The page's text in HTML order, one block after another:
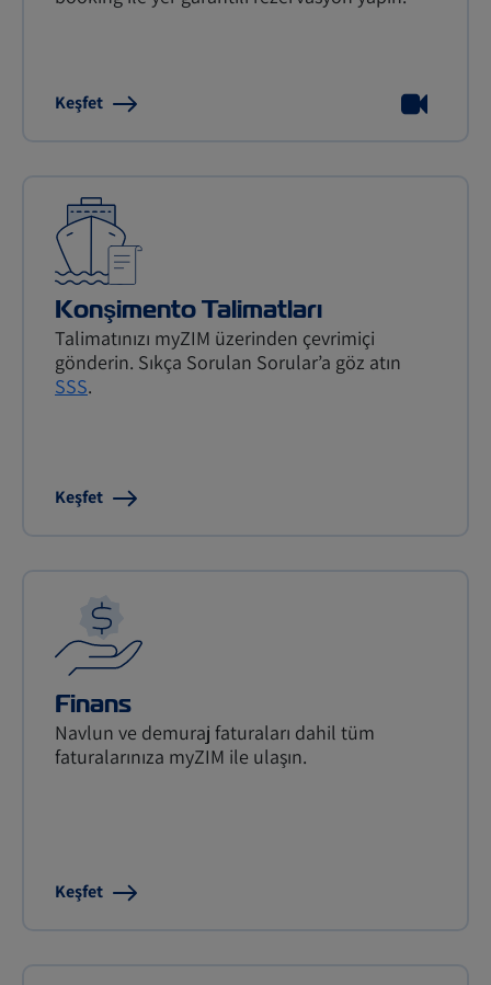
Keşfet
Konşimento Talimatları
Talimatınızı myZIM üzerinden çevrimiçi
gönderin. Sıkça Sorulan Sorular’a göz atın
SSS.
Keşfet
Finans
Navlun ve demuraj faturaları dahil tüm
faturalarınıza myZIM ile ulaşın.
Keşfet